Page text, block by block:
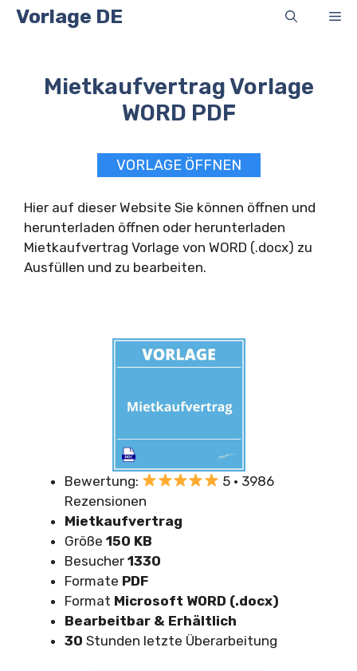
ZumVorlage DE
Mietkaufvertrag Vorlage
WORD PDF
VORLAGE ÖFFNEN
Hier auf dieser Website Sie können öffnen und
herunterladen öffnen oder herunterladen
Mietkaufvertrag Vorlage von WORD (.docx) zu
Ausfüllen und zu bearbeiten.
Bewertung:
5 · 3986
Rezensionen
Mietkaufvertrag
Größe 150 KB
Besucher 1330
Formate PDF
Format Microsoft WORD (.docx)
Bearbeitbar & Erhältlich
30 Stunden letzte Überarbeitung